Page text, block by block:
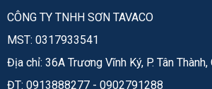
EasyClean
CÔNG TY TNHH SƠN TAVACO
MST: 0317933541
Địa chỉ: 36A Trương Vĩnh Ký, P. Tân Thành,
ĐT: 0913888277 - 0902791288